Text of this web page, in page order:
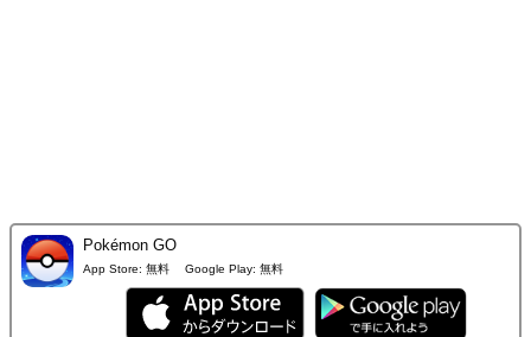
Pokémon GO
App Store: 無料 Google Play: 無料